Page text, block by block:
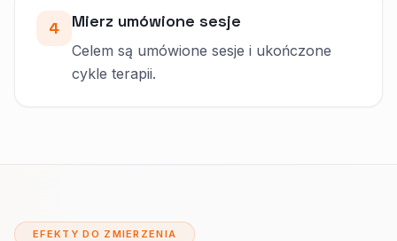
4 Mierz umówione sesje
Celem są umówione sesje i ukończone
cykle terapii.
EFEKTY DO ZMIERZENIA